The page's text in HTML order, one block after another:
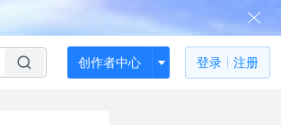
创作者中心 登录 注册